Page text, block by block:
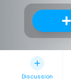
Discussion